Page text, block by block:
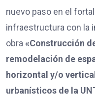
nuevo paso en el
infraestructura con la
obra «Construcción
remodelación de
horizontal y/o
urbanísticos de la